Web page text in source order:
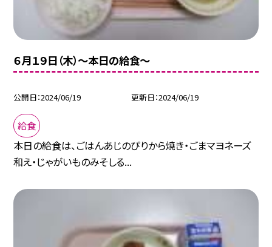
６月１９日（木）〜本日の給食〜
公開日 2024/06/19 更新日 2024/06/19
給食
本日の給食は、ごはんあじのぴりから焼き・ごまマヨネーズ
和え・じゃがいものみそしる...